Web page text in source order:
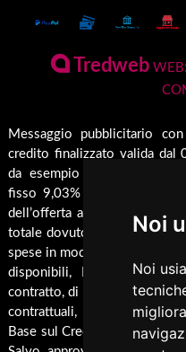
Noi
Noi
La Nostra Azienda
Servizio di Assistenza
Rendicondazione
Rivestimenti su misura
Pellet
Termocamini
Camini
Inserti
Caldaie
Barbecue
Cucina
Termocucina
Climatizzatori
Pannelli Solari/
Condizioni generali di
Pagamenti Disponibili
Spedizione &
Cambio e Restituzione
Tredweb
Messaggio pubblicitario
credito finalizzato valida
da esempio
fisso 9,03% Taeg 9,42%, in
dell’offerta azzerati.
totale dovuto dal
spese in modo responsabile
disponibili, Findomestic ti
contratto, di prendere visione
contrattuali, facendo
Base sul Credito ai